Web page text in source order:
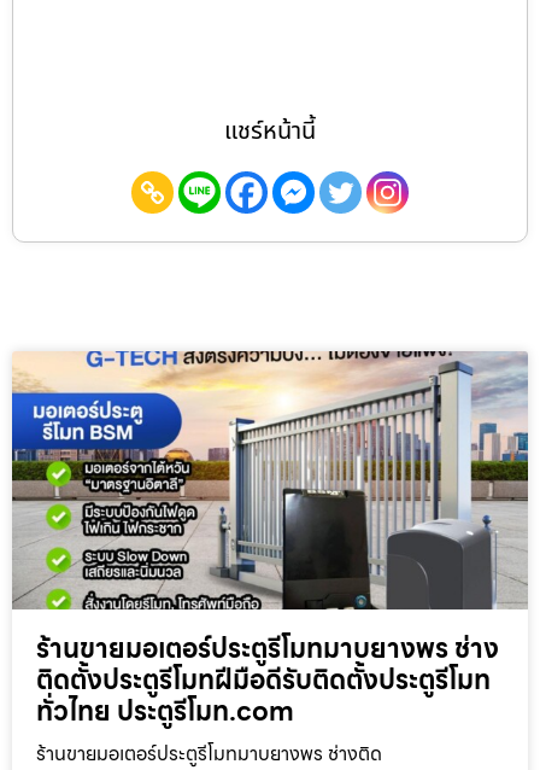
แชร์หน้านี้
ร้านขายมอเตอร์ประตูรีโมทมาบยางพร ช่าง
ติดตั้งประตูรีโมทฝีมือดีรับติดตั้งประตูรีโมท
ทั่วไทย ประตูรีโมท.com
ร้านขายมอเตอร์ประตูรีโมทมาบยางพร ช่างติด